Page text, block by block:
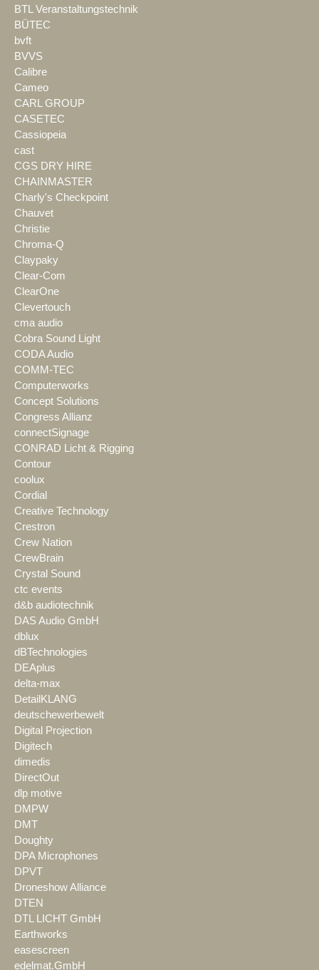
BTL Veranstaltungstechnik
BÜTEC
bvft
BVVS
Calibre
Cameo
CARL GROUP
CASETEC
Cassiopeia
cast
CGS DRY HIRE
CHAINMASTER
Charly's Checkpoint
Chauvet
Christie
Chroma-Q
Claypaky
Clear-Com
ClearOne
Clevertouch
cma audio
Cobra Sound Light
CODA Audio
COMM-TEC
Computerworks
Concept Solutions
Congress Allianz
connectSignage
CONRAD Licht & Rigging
Contour
coolux
Cordial
Creative Technology
Crestron
Crew Nation
CrewBrain
Crystal Sound
ctc events
d&b audiotechnik
DAS Audio GmbH
dblux
dBTechnologies
DEAplus
delta-max
DetailKLANG
deutschewerbewelt
Digital Projection
Digitech
dimedis
DirectOut
dlp motive
DMPW
DMT
Doughty
DPA Microphones
DPVT
Droneshow Alliance
DTEN
DTL LICHT GmbH
Earthworks
easescreen
edelmat.GmbH